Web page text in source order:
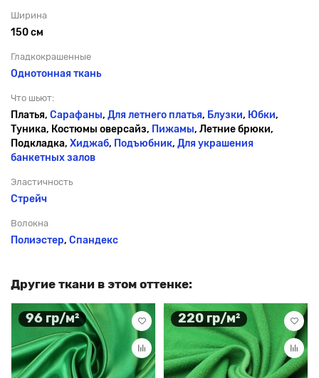
Ширина
150 см
Гладкокрашенные
Однотонная ткань
Что шьют:
Платья, Сарафаны, Для летнего платья, Блузки, Юбки,
Туника, Костюмы оверсайз, Пижамы, Летние брюки,
Подкладка, Хиджаб, Подъюбник, Для украшения
банкетных залов
Эластичность
Стрейч
Волокна
Полиэстер, Спандекс
Другие ткани в этом оттенке:
96 гр/м² 220 гр/м²